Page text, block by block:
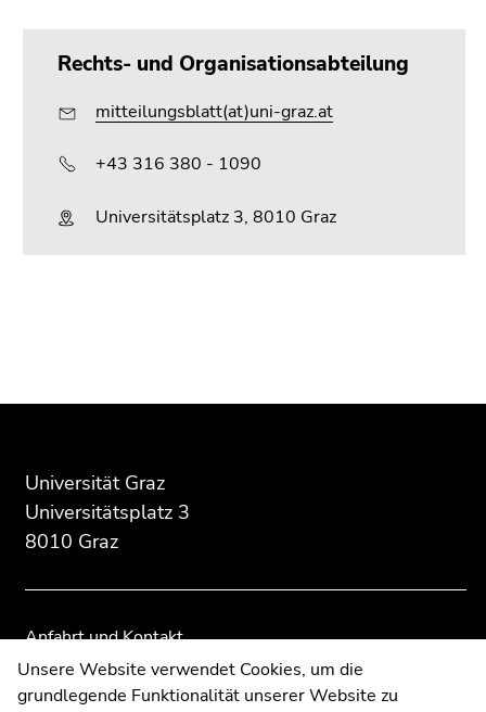
Rechts- und Organisationsabteilung
mitteilungsblatt(at)uni-graz.at
+43 316 380 - 1090
Universitätsplatz 3, 8010 Graz
Zusatzinformationen:
Universität Graz
Universitätsplatz 3
8010 Graz
Anfahrt und Kontakt
Kommunikation und Öffentlichkeitsarbeit
Moodle
Zur
Seitenbereiche
Zur
Seitenbereiche
Unsere Website verwendet Cookies, um die
grundlegende Funktionalität unserer Website zu